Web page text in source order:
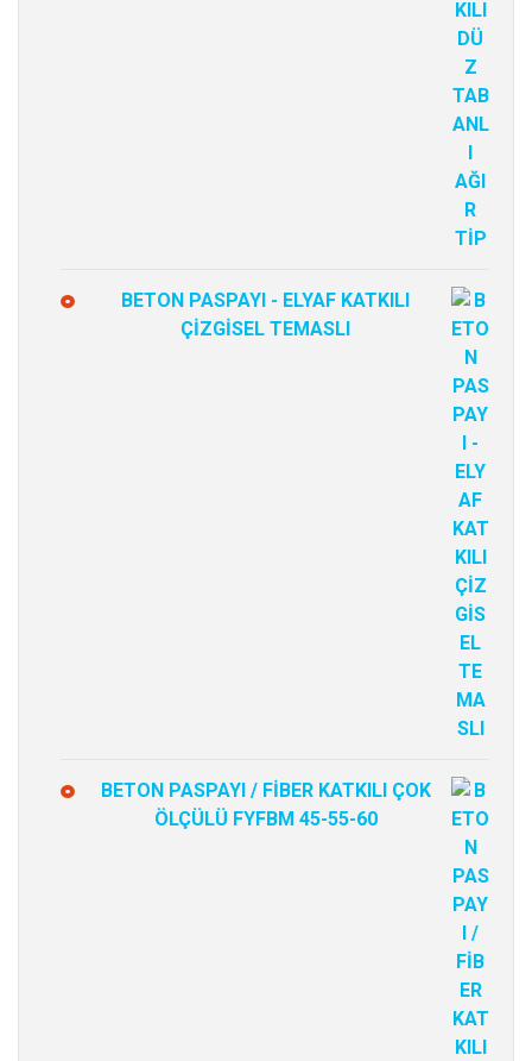
BETON PASPAYI - ELYAF KATKILI
ÇİZGİSEL TEMASLI
BETON PASPAYI / FİBER KATKILI ÇOK
ÖLÇÜLÜ FYFBM 45-55-60